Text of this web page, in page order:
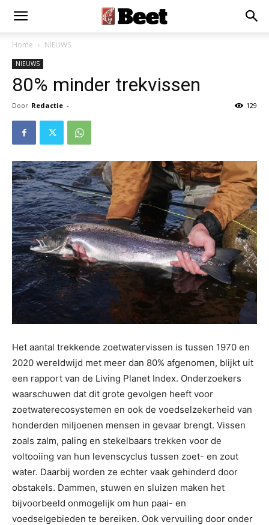
Home NIEUWS
NIEUWS
80% minder trekvissen
Door Redactie - 129
Het aantal trekkende zoetwatervissen is tussen 1970 en
2020 wereldwijd met meer dan 80% afgenomen, blijkt uit
een rapport van de Living Planet Index. Onderzoekers
waarschuwen dat dit grote gevolgen heeft voor
zoetwaterecosystemen en ook de voedselzekerheid van
honderden miljoenen mensen in gevaar brengt. Vissen
zoals zalm, paling en stekelbaars trekken voor de
voltooiing van hun levenscyclus tussen zoet- en zout
water. Daarbij worden ze echter vaak gehinderd door
obstakels. Dammen, stuwen en sluizen maken het
bijvoorbeeld onmogelijk om hun paai- en
voedselgebieden te bereiken. Ook vervuiling door onder